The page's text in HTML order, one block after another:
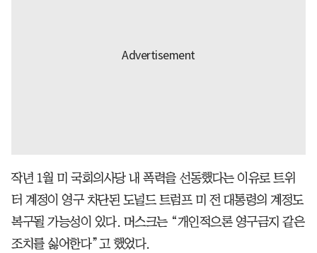
작년 1월 미 국회의사당 내 폭력을 선동했다는 이유로 트위
터 계정이 영구 차단된 도널드 트럼프 미 전 대통령의 계정도
복구될 가능성이 있다. 머스크는 “개인적으론 영구금지 같은
조치를 싫어한다”고 했었다.